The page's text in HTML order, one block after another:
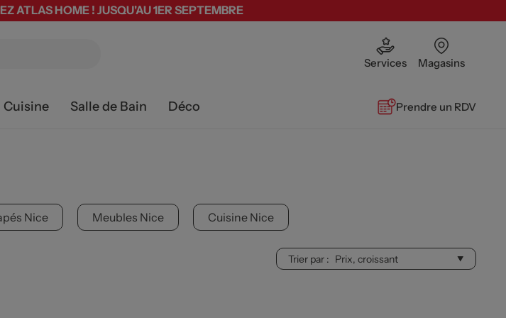
ATLAS HOME ! JUSQU'AU 1ER SEPTEMBRE
Services Magasins
Cuisine Salle de Bain Déco Prendre un RDV
Nice Meubles Nice Cuisine Nice
Trier par :